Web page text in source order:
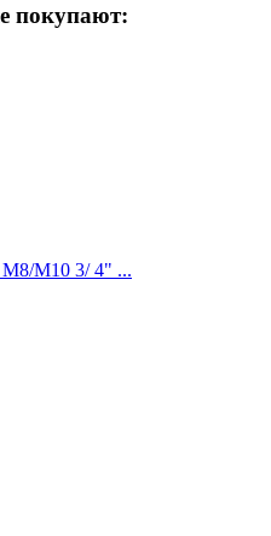
покупают:
M8/М10 3/ 4" ...